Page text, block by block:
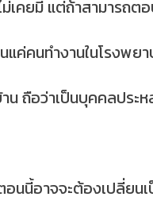
เคยมี แต่ถ้าสามารถต
แค่คนทำงานในโรงพย
น ถือว่าเป็นบุคคลประ
นนี้อาจจะต้องเปลี่ยน